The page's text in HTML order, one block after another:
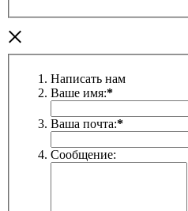
×
Написать нам
Ваше имя:*
Ваша почта:*
Сообщение: